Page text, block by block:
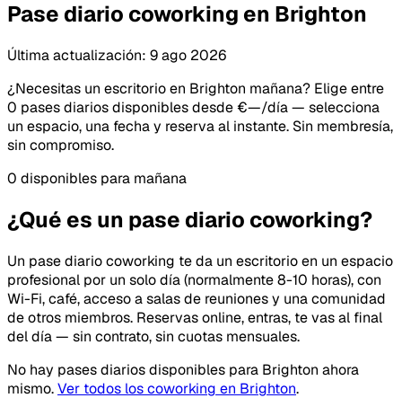
Pase diario coworking en Brighton
Última actualización: 9 ago 2026
¿Necesitas un escritorio en Brighton mañana? Elige entre
0 pases diarios disponibles desde €—/día — selecciona
un espacio, una fecha y reserva al instante. Sin membresía,
sin compromiso.
0 disponibles para mañana
¿Qué es un pase diario coworking?
Un pase diario coworking te da un escritorio en un espacio
profesional por un solo día (normalmente 8-10 horas), con
Wi-Fi, café, acceso a salas de reuniones y una comunidad
de otros miembros. Reservas online, entras, te vas al final
del día — sin contrato, sin cuotas mensuales.
No hay pases diarios disponibles para Brighton ahora
mismo.Ver todos los coworking en Brighton.